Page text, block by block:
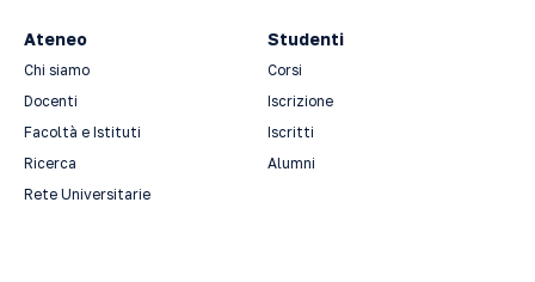
Ateneo
Chi siamo
Docenti
Facoltà e Istituti
Ricerca
Rete Universitarie
Studenti
Corsi
Iscrizione
Iscritti
Alumni